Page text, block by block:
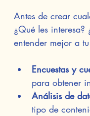
Antes de crear
¿Qué les
entender mejor a
Encuestas y
para obtener
Análisis de
tipo de